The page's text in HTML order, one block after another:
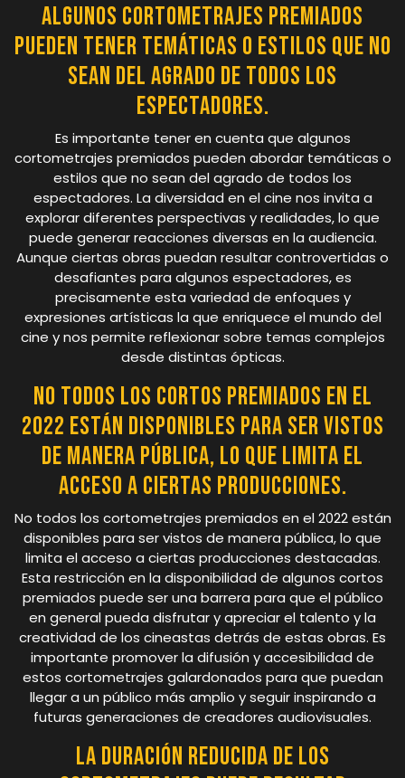
Algunos cortometrajes premiados
pueden tener temáticas o estilos que no
sean del agrado de todos los
espectadores.
Es importante tener en cuenta que algunos
cortometrajes premiados pueden abordar temáticas o
estilos que no sean del agrado de todos los
espectadores. La diversidad en el cine nos invita a
explorar diferentes perspectivas y realidades, lo que
puede generar reacciones diversas en la audiencia.
Aunque ciertas obras puedan resultar controvertidas o
desafiantes para algunos espectadores, es
precisamente esta variedad de enfoques y
expresiones artísticas la que enriquece el mundo del
cine y nos permite reflexionar sobre temas complejos
desde distintas ópticas.
No todos los cortos premiados en el
2022 están disponibles para ser vistos
de manera pública, lo que limita el
acceso a ciertas producciones.
No todos los cortometrajes premiados en el 2022 están
disponibles para ser vistos de manera pública, lo que
limita el acceso a ciertas producciones destacadas.
Esta restricción en la disponibilidad de algunos cortos
premiados puede ser una barrera para que el público
en general pueda disfrutar y apreciar el talento y la
creatividad de los cineastas detrás de estas obras. Es
importante promover la difusión y accesibilidad de
estos cortometrajes galardonados para que puedan
llegar a un público más amplio y seguir inspirando a
futuras generaciones de creadores audiovisuales.
La duración reducida de los